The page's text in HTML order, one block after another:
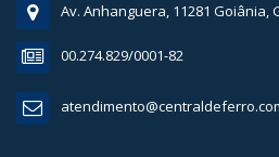
Av. Anhanguera, 11281 Goiânia,
00.274.829/0001-82